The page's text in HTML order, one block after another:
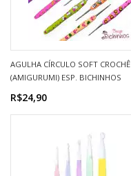
AGULHA CÍRCULO SOFT CROCHÊ
(AMIGURUMI) ESP. BICHINHOS
R$24,90